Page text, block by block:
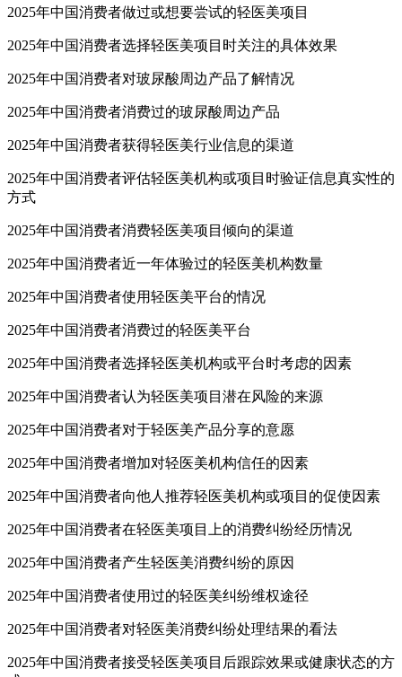
2025年中国消费者做过或想要尝试的轻医美项目
2025年中国消费者选择轻医美项目时关注的具体效果
2025年中国消费者对玻尿酸周边产品了解情况
2025年中国消费者消费过的玻尿酸周边产品
2025年中国消费者获得轻医美行业信息的渠道
2025年中国消费者评估轻医美机构或项目时验证信息真实性的
方式
2025年中国消费者消费轻医美项目倾向的渠道
2025年中国消费者近一年体验过的轻医美机构数量
2025年中国消费者使用轻医美平台的情况
2025年中国消费者消费过的轻医美平台
2025年中国消费者选择轻医美机构或平台时考虑的因素
2025年中国消费者认为轻医美项目潜在风险的来源
2025年中国消费者对于轻医美产品分享的意愿
2025年中国消费者增加对轻医美机构信任的因素
2025年中国消费者向他人推荐轻医美机构或项目的促使因素
2025年中国消费者在轻医美项目上的消费纠纷经历情况
2025年中国消费者产生轻医美消费纠纷的原因
2025年中国消费者使用过的轻医美纠纷维权途径
2025年中国消费者对轻医美消费纠纷处理结果的看法
2025年中国消费者接受轻医美项目后跟踪效果或健康状态的方